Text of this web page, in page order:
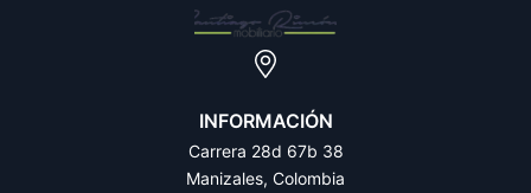
INFORMACIÓN
Carrera 28d 67b 38
Manizales, Colombia